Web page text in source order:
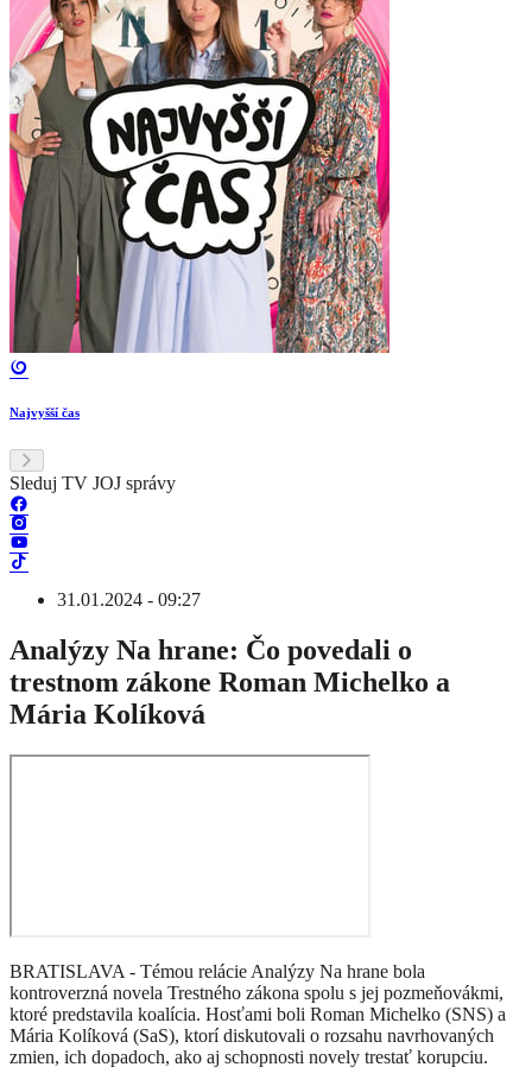
Najvyšší čas
Sleduj TV JOJ správy
31.01.2024 - 09:27
Analýzy Na hrane: Čo povedali o
trestnom zákone Roman Michelko a
Mária Kolíková
BRATISLAVA - Témou relácie Analýzy Na hrane bola
kontroverzná novela Trestného zákona spolu s jej pozmeňovákmi,
ktoré predstavila koalícia. Hosťami boli Roman Michelko (SNS) a
Mária Kolíková (SaS), ktorí diskutovali o rozsahu navrhovaných
zmien, ich dopadoch, ako aj schopnosti novely trestať korupciu.